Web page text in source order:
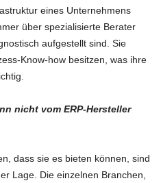
eines Unternehmens
über spezialisierte Berater
aufgestellt sind. Sie
Know-how besitzen, was ihre
nicht vom ERP-Hersteller
dass sie es bieten können, sind
Lage. Die einzelnen Branchen,